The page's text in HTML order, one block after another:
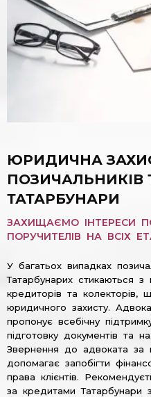
ЮРИДИЧНА
ПОЗИЧАЛЬНИКІВ
ТАТАРБУНАРИ
ЗАХИЩАЄМО ІНТЕРЕСИ
ПОРУЧИТЕЛІВ НА ВСІХ
У багатьох випадках
Татарбунарих стикаються з
кредиторів та колекторів,
юридичного захисту.
пропонує всебічну
підготовку документів та
Звернення до адвоката за
допомагає запобігти
права клієнтів.
за кредитами Татарбунари